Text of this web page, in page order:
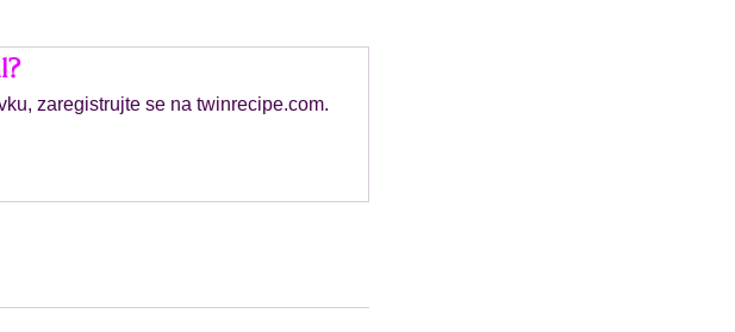
zaregistrujte se na twinrecipe.com.